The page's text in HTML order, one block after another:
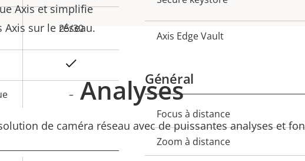
Axis et simplifie
sur le réseau.
25/30
–
Axis Edge Vault
Général
Description
de la
propriété
de la
propriété
Focus à distance
Zoom à distance
Analyses
de caméra réseau avec de puissantes analyses et